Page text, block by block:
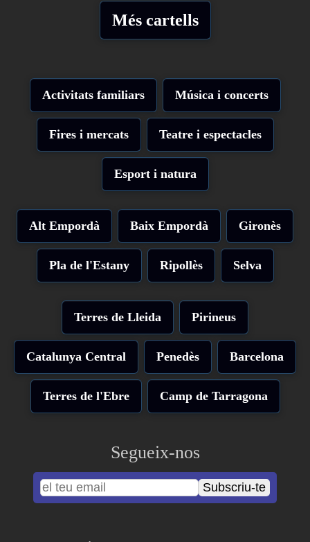
Més cartells
Activitats familiars Música i concerts
Fires i mercats Teatre i espectacles
Esport i natura
Alt Empordà Baix Empordà Gironès
Pla de l'Estany Ripollès Selva
Terres de Lleida Pirineus
Catalunya Central Penedès Barcelona
Terres de l'Ebre Camp de Tarragona
Segueix-nos
Subscriu-te